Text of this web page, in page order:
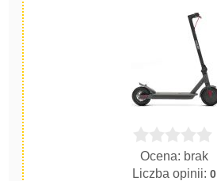
Ocena: brak
Liczba opinii:0